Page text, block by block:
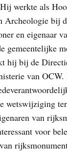
werkte als
Archeologie bij
en eigenaar
gemeentelijke
hij bij de
van OCW.
wetswijziging
van
voor